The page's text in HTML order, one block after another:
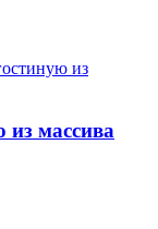
из массива